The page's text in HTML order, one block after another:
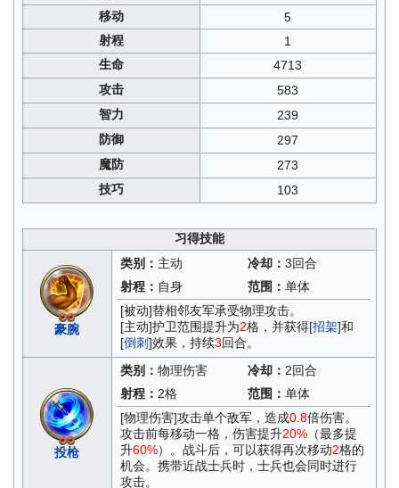
移动
5
射程
1
生命
4713
攻击
583
智力
239
防御
297
魔防
273
技巧
103
习得技能
豪腕
类别： 主动 冷却： 3回合
射程： 自身 范围： 单体
[被动]替相邻友军承受物理攻击。
[主动]护卫范围提升为2格，并获得[招架]和
[倒刺]效果，持续3回合。
投枪
类别：物理伤害 冷却： 2回合
射程： 2格 范围： 单体
[物理伤害]攻击单个敌军，造成0.8倍伤害。
攻击前每移动一格，伤害提升20% （最多提
升60%）。战斗后，可以获得再次移动2格的
机会。携带近战士兵时，士兵也会同时进行
攻击。